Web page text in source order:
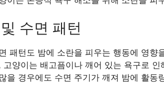
수면 패턴
패턴도 밤에 소란을 피우는 행동에 영
양이는 배고픔이나 깨어 있는 욕구로
을 경우에도 수면 주기가 깨져 밤에 활동